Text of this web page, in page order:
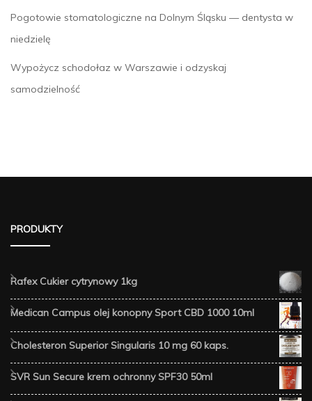
Pogotowie stomatologiczne na Dolnym Śląsku — dentysta w
niedzielę
Wypożycz schodołaz w Warszawie i odzyskaj
samodzielność
PRODUKTY
Rafex Cukier cytrynowy 1kg
Medican Campus olej konopny Sport CBD 1000 10ml
Cholesteron Superior Singularis 10 mg 60 kaps.
SVR Sun Secure krem ochronny SPF30 50ml